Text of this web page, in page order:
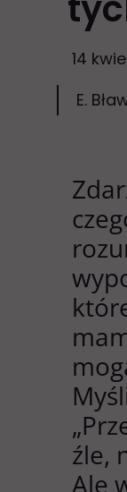
E.
14
źle,
Ale